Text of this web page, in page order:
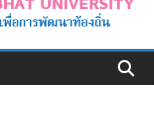
ชี้แจงกับคณะอนุกรรมาธิการ